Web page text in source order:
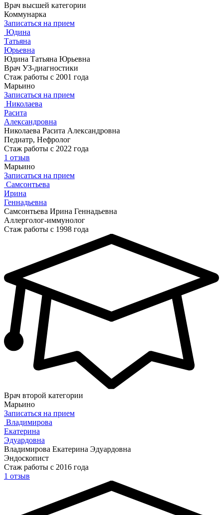
Врач высшей категории
Коммунарка
Записаться на прием
Юдина
Татьяна
Юрьевна
Юдина Татьяна Юрьевна
Врач УЗ-диагностики
Стаж работы с 2001 года
Марьино
Записаться на прием
Николаева
Расита
Александровна
Николаева Расита Александровна
Педиатр, Нефролог
Стаж работы с 2022 года
1 отзыв
Марьино
Записаться на прием
Самсонтьева
Ирина
Геннадьевна
Самсонтьева Ирина Геннадьевна
Аллерголог-иммунолог
Стаж работы с 1998 года
Врач второй категории
Марьино
Записаться на прием
Владимирова
Екатерина
Эдуардовна
Владимирова Екатерина Эдуардовна
Эндоскопист
Стаж работы с 2016 года
1 отзыв